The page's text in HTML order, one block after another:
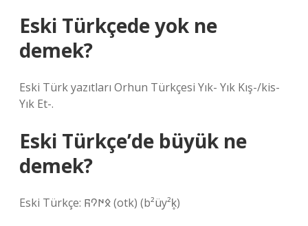
Eski Türkçede yok ne
demek?
Eski Türk yazıtları Orhun Türkçesi Yık- Yık Kış-/kis-
Yık Et-.
Eski Türkçe’de büyük ne
demek?
Eski Türkçe: 𐰋𐰇𐰘𐰜‎ (otk) (b²üy²k̥)